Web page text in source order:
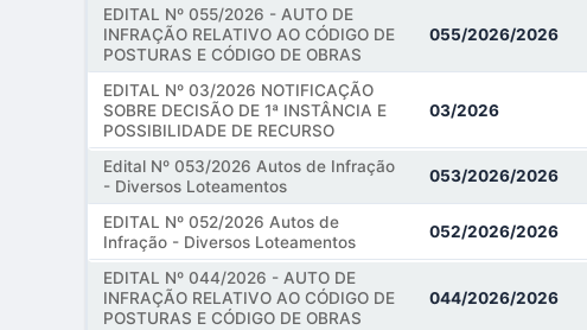
EDITAL Nº 055/2026 - AUTO DE
INFRAÇÃO RELATIVO AO CÓDIGO DE
POSTURAS E CÓDIGO DE OBRAS
055/2026/2026
EDITAL Nº 03/2026 NOTIFICAÇÃO
SOBRE DECISÃO DE 1ª INSTÂNCIA E
POSSIBILIDADE DE RECURSO
03/2026
Edital Nº 053/2026 Autos de Infração
- Diversos Loteamentos
053/2026/2026
EDITAL Nº 052/2026 Autos de
Infração - Diversos Loteamentos
052/2026/2026
EDITAL Nº 044/2026 - AUTO DE
INFRAÇÃO RELATIVO AO CÓDIGO DE
POSTURAS E CÓDIGO DE OBRAS
044/2026/2026